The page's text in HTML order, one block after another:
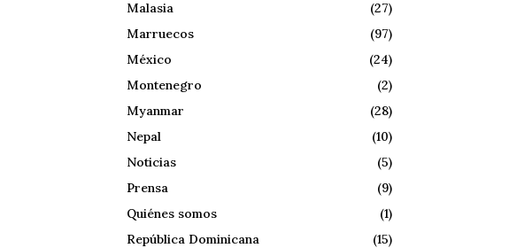
Malasia
(27)
Marruecos
(97)
México
(24)
Montenegro
(2)
Myanmar
(28)
Nepal
(10)
Noticias
(5)
Prensa
(9)
Quiénes somos
(1)
República Dominicana
(15)